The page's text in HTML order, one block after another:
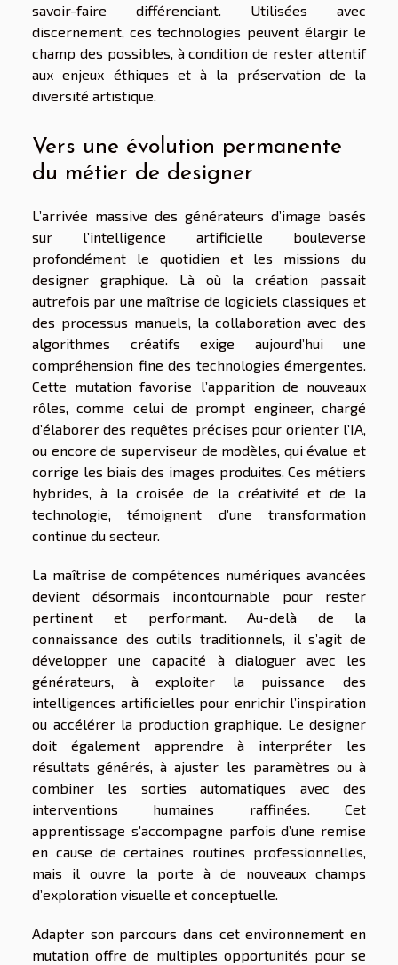
savoir-faire différenciant. Utilisées avec
discernement, ces technologies peuvent élargir le
champ des possibles, à condition de rester attentif
aux enjeux éthiques et à la préservation de la
diversité artistique.
Vers une évolution permanente
du métier de designer
L’arrivée massive des générateurs d’image basés
sur l’intelligence artificielle bouleverse
profondément le quotidien et les missions du
designer graphique. Là où la création passait
autrefois par une maîtrise de logiciels classiques et
des processus manuels, la collaboration avec des
algorithmes créatifs exige aujourd’hui une
compréhension fine des technologies émergentes.
Cette mutation favorise l’apparition de nouveaux
rôles, comme celui de prompt engineer, chargé
d’élaborer des requêtes précises pour orienter l’IA,
ou encore de superviseur de modèles, qui évalue et
corrige les biais des images produites. Ces métiers
hybrides, à la croisée de la créativité et de la
technologie, témoignent d’une transformation
continue du secteur.
La maîtrise de compétences numériques avancées
devient désormais incontournable pour rester
pertinent et performant. Au-delà de la
connaissance des outils traditionnels, il s’agit de
développer une capacité à dialoguer avec les
générateurs, à exploiter la puissance des
intelligences artificielles pour enrichir l’inspiration
ou accélérer la production graphique. Le designer
doit également apprendre à interpréter les
résultats générés, à ajuster les paramètres ou à
combiner les sorties automatiques avec des
interventions humaines raffinées. Cet
apprentissage s’accompagne parfois d’une remise
en cause de certaines routines professionnelles,
mais il ouvre la porte à de nouveaux champs
d’exploration visuelle et conceptuelle.
Adapter son parcours dans cet environnement en
mutation offre de multiples opportunités pour se